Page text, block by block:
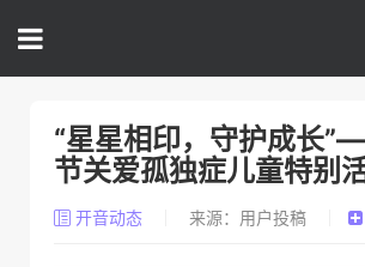
“星星相印，守护成长
节关爱孤独症儿童特别
开音动态 来源：用户投稿